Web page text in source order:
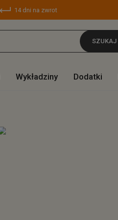
14 dni na zwrot
SZUKAJ
Wykładziny Dodatki